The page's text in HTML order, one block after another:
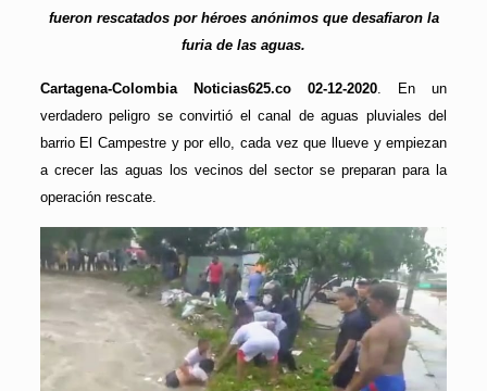
fueron rescatados por héroes anónimos que desafiaron la
furia de las aguas.
Cartagena-Colombia Noticias625.co 02-12-2020 . En un
verdadero peligro se convirtió el canal de aguas pluviales del
barrio El Campestre y por ello, cada vez que llueve y empiezan
a crecer las aguas los vecinos del sector se preparan para la
operación rescate.